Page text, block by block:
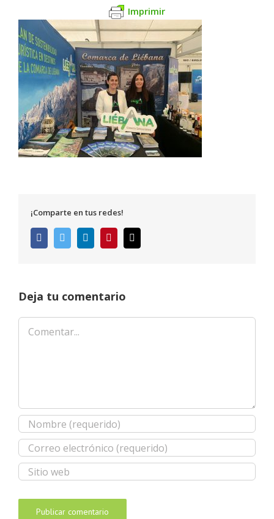
Imprimir
¡Comparte en tus redes!
FacebookTwitter LinkedInPinterest
electrónico
Deja tu comentario
Comentar